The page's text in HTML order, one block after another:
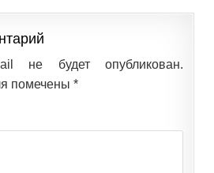
не будет опубликован.
помечены *